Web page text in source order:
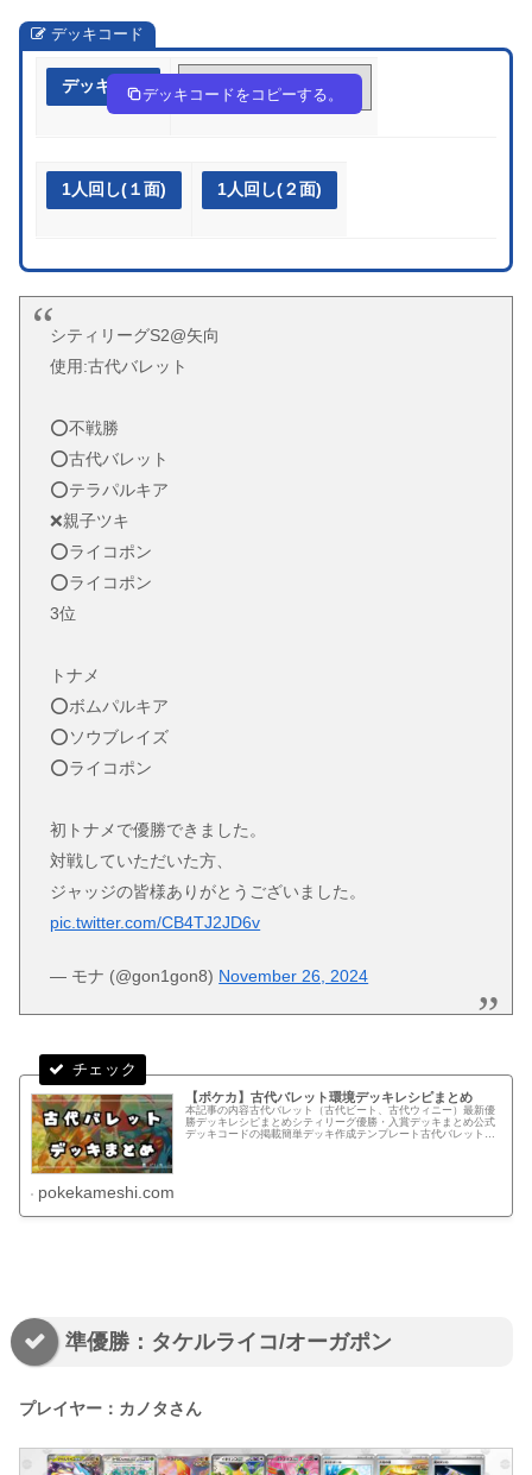
デッキコード
デッキ作成 LLninn-88PlFG-LnHHQn
デッキコードをコピーする。
1人回し(１面) 1人回し(２面)
シティリーグS2@矢向
使用:古代バレット
⭕️不戦勝
⭕️古代バレット
⭕️テラパルキア
❌親子ツキ
⭕️ライコポン
⭕️ライコポン
3位
トナメ
⭕️ボムパルキア
⭕️ソウブレイズ
⭕️ライコポン
初トナメで優勝できました。
対戦していただいた方、
ジャッジの皆様ありがとうございました。
pic.twitter.com/CB4TJ2JD6v
— モナ (@gon1gon8) November 26, 2024
【ポケカ】古代バレット環境デッキレシピまとめ
本記事の内容古代バレット（古代ビート、古代ウィニー）最新優
勝デッキレシピまとめシティリーグ優勝・入賞デッキまとめ公式
デッキコードの掲載簡単デッキ作成テンプレート古代バレットデ
pokekameshi.com
準優勝：タケルライコ/オーガポン
プレイヤー：カノタさん